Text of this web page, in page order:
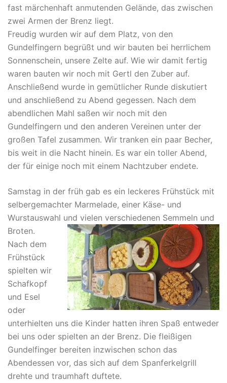
fast märchenhaft anmutenden Gelände, das zwischen
zwei Armen der Brenz liegt.
Freudig wurden wir auf dem Platz, von den
Gundelfingern begrüßt und wir bauten bei herrlichem
Sonnenschein, unsere Zelte auf. Wie wir damit fertig
waren bauten wir noch mit Gertl den Zuber auf.
Anschließend wurde in gemütlicher Runde diskutiert
und anschließend zu Abend gegessen. Nach dem
abendlichen Mahl saßen wir noch mit den
Gundelfingern und den anderen Vereinen unter der
großen Tafel zusammen. Wir tranken ein paar Becher,
bis weit in die Nacht hinein. Es war ein toller Abend,
der für einige noch mit einem Nachtzuber endete.
Samstag in der früh gab es ein leckeres Frühstück mit
selbergemachter Marmelade, einer Käse- und
Wurstauswahl und vielen verschiedenen Semmeln und
Broten.
Nach dem
Frühstück
spielten wir
Schafkopf
und Esel
oder
unterhielten uns die Kinder hatten ihren Spaß entweder
bei uns oder spielten an der Brenz. Die fleißigen
Gundelfinger bereiten inzwischen schon das
Abendessen vor, das sich auf dem Spanferkelgrill
drehte und traumhaft duftete.